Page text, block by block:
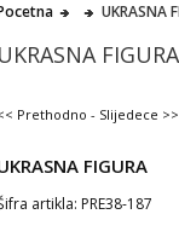
UKRASNA
UKRASNA FIGURA
Prethodno - Slijedece >>
FIGURA
artikla: PRE38-187